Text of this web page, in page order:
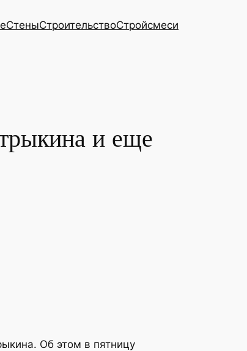
СтеныСтроительствоСтройсмеси
и еще
Об этом в пятницу